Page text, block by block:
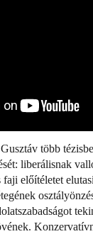
több
liberálisnak
előítéletet